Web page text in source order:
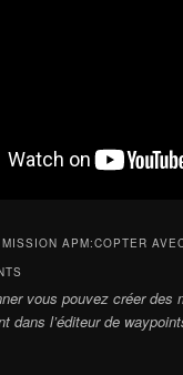
APM:COPTER
vous pouvez créer des
dans l’éditeur de